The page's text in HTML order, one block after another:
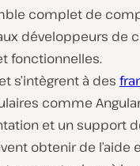
complet de
développeurs de
fonctionnelles.
s’intègrent à des
comme
et un support
obtenir de l’aide